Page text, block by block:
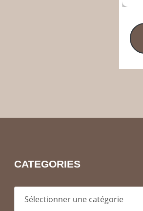
CATEGORIES